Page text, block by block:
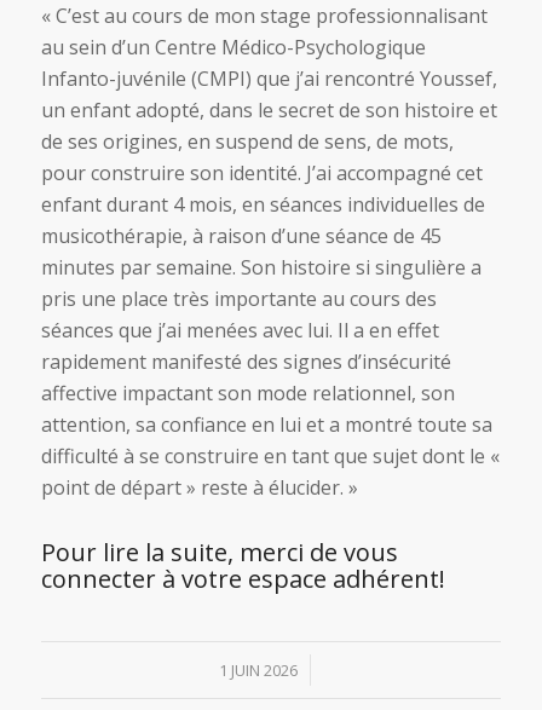
« C’est au cours de mon stage professionnalisant
au sein d’un Centre Médico-Psychologique
Infanto-juvénile (CMPI) que j’ai rencontré Youssef,
un enfant adopté, dans le secret de son histoire et
de ses origines, en suspend de sens, de mots,
pour construire son identité. J’ai accompagné cet
enfant durant 4 mois, en séances individuelles de
musicothérapie, à raison d’une séance de 45
minutes par semaine. Son histoire si singulière a
pris une place très importante au cours des
séances que j’ai menées avec lui. Il a en effet
rapidement manifesté des signes d’insécurité
affective impactant son mode relationnel, son
attention, sa confiance en lui et a montré toute sa
difficulté à se construire en tant que sujet dont le «
point de départ » reste à élucider. »
Pour lire la suite, merci de vous
connecter à votre espace adhérent!
1 JUIN 2026
/